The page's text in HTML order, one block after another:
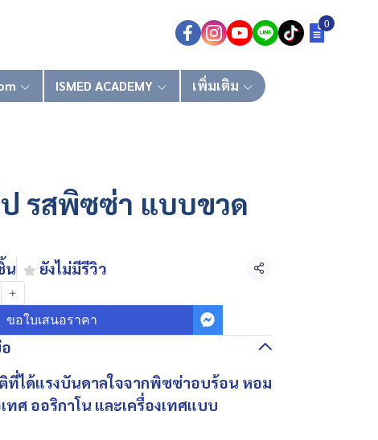
0
ISMED ACADEMY เพิ่มเติม
ป รสพิซซ่า แบบขวด
น ยังไม่มีรีวิว แชร์
ขอใบเสนอราคา
ได้แรงบันดาลใจจากพิซซ่าอบร้อน หอม
ทศ ออริกาโน และเครื่องเทศแบบ